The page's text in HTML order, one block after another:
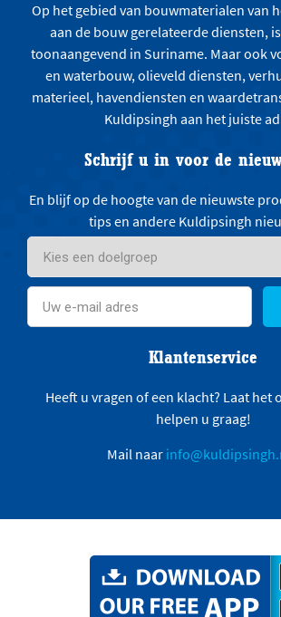
Op het gebied van bouwmaterialen van
aan de bouw gerelateerde diensten,
toonaangevend in Suriname. Maar ook
en waterbouw, olieveld diensten,
materieel, havendiensten en
Kuldipsingh aan het juiste
Schrijf u in voor de
En blijf op de hoogte van de nieuwste
tips en andere Kuldipsingh
Klantenservice
Heeft u vragen of een klacht? Laat het
helpen u graag!
Mail naar